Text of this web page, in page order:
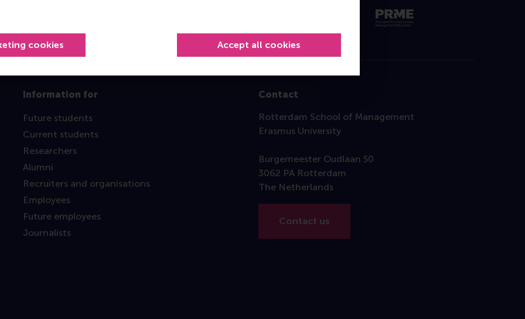
cookies Accept all cookies
Information for
Future students
Current students
Researchers
Alumni
Recruiters and organisations
Employees
Future employees
Journalists
Contact
Rotterdam School of Management
Erasmus University
Burgemeester Oudlaan 50
3062 PA Rotterdam
The Netherlands
Contact us